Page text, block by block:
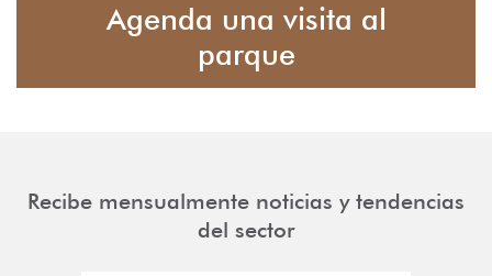
Agenda una visita al
parque
Recibe mensualmente noticias y tendencias
del sector